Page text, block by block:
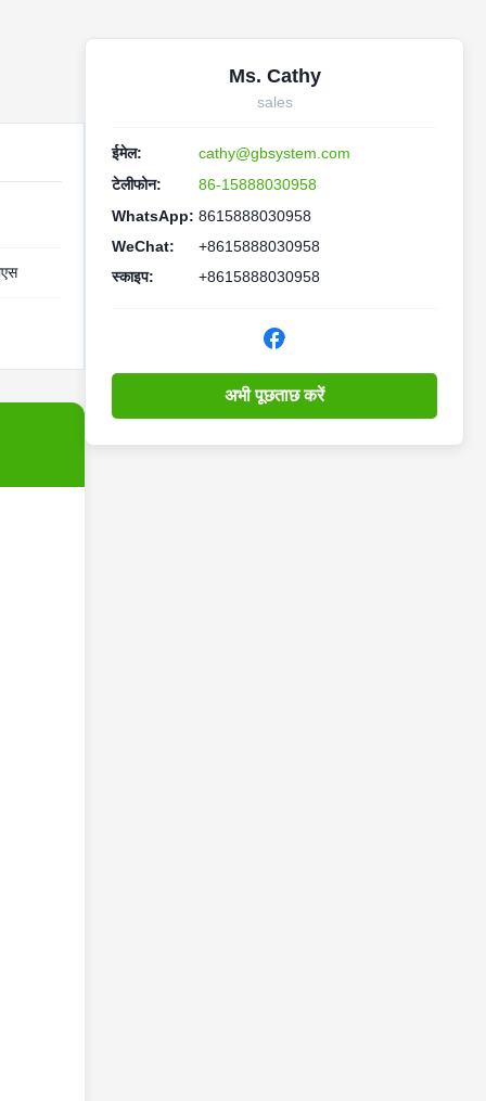
Ms. Cathy
sales
ईमेल:
cathy@gbsystem.com
टेलीफोन:
86-15888030958
WhatsApp: 8615888030958
WeChat:
+8615888030958
स्काइप:
+8615888030958
अभी पूछताछ करें